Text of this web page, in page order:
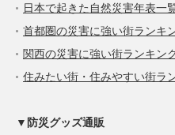
日本で起きた自然災害年表一
首都圏の災害に強い街ランキ
関西の災害に強い街ランキン
住みたい街・住みやすい街ラ
▼防災グッズ通販